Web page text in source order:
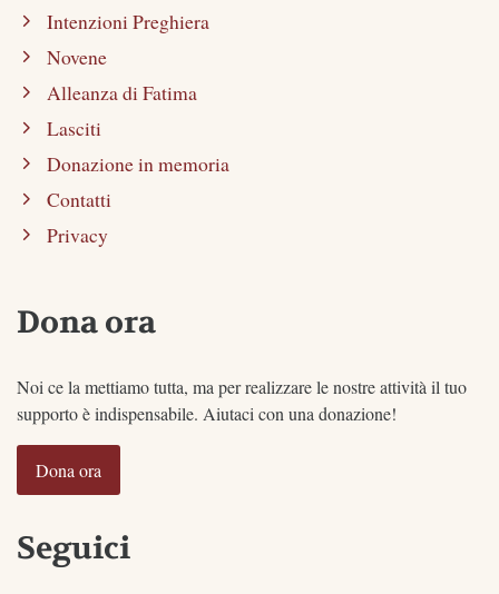
Intenzioni Preghiera
Novene
Alleanza di Fatima
Lasciti
Donazione in memoria
Contatti
Privacy
Dona ora
Noi ce la mettiamo tutta, ma per realizzare le nostre attività il tuo
supporto è indispensabile. Aiutaci con una donazione!
Dona ora
Seguici